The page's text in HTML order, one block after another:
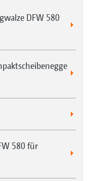
DFW 580
580 für